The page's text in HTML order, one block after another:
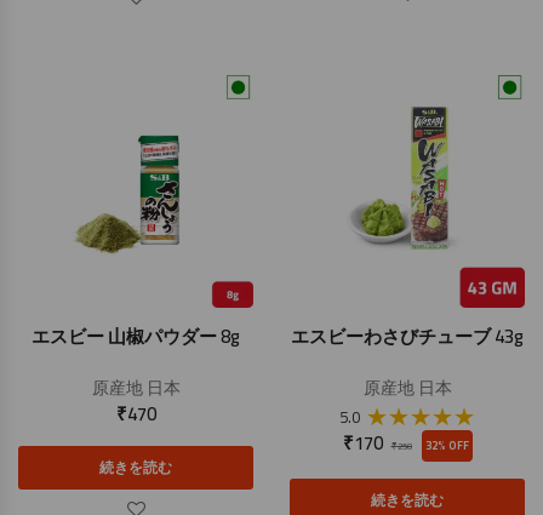
エスビー 山椒パウダー 8g
原産地日本
₹470
続きを読む
エスビーわさびチューブ 43g
原産地日本
5.0 ★★★★★
₹250
₹170 32% OFF
続きを読む